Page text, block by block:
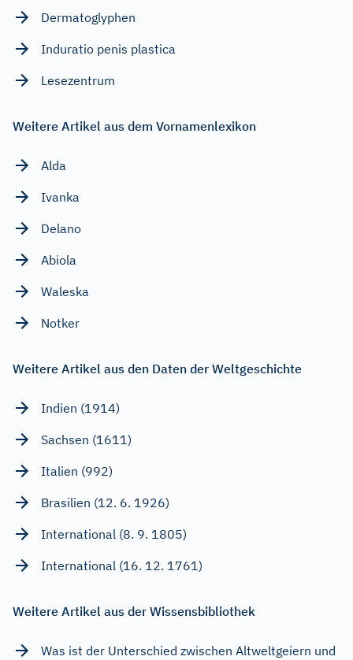
Dermatoglyphen
Induratio penis plastica
Lesezentrum
Weitere Artikel aus dem Vornamenlexikon
Alda
Ivanka
Delano
Abiola
Waleska
Notker
Weitere Artikel aus den Daten der Weltgeschichte
Indien (1914)
Sachsen (1611)
Italien (992)
Brasilien (12. 6. 1926)
International (8. 9. 1805)
International (16. 12. 1761)
Weitere Artikel aus der Wissensbibliothek
Was ist der Unterschied zwischen Altweltgeiern und